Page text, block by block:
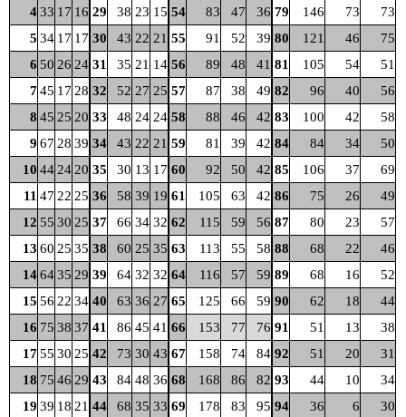
433 17 16 29 38 23 15 54 83 47 36 79 146 73
73
5 34 17 17 30 43 22 21 55 91 52 39 80 121 46
75
6 50 26 24 31 35 21 14 56 89 48 41 81 105 54
51
745 17 28 32 52 27 25 57 87 38 49 82 96 40
56
8 45 25 20 33 48 24 24 58 88 46 42 83 100 42
58
9 67 28 39 34 43 22 21 59 81 39 42 84 84 34
50
10 44 24 20 35 30 13 17 60 92 50 42 85 106 37
69
11 47 22 25 36 58 39 19 61 105 63 42 86 75 26
49
12 55 30 25 37 66 34 32 62 115 59 56 87 80 23
57
13 60 25 35 38 60 25 35 63 113 55 58 88 68 22
46
146435 29 39 64 32 32 64 116 57 59 89 68 16
52
15 56 22 34 40 63 36 27 65 125 66 59 90 62 18
44
16 75 38 37 41 86 45 41 66 153 77 76 91 51 13
38
1755 30 25 42 73 30 43 67 158 74 84 92 51 20
31
18 75 46 29 43 84 48 36 68 168 86 82 93 44 10
34
19 39 18 21 44 68 35 33 69 178 83 95 94 36 6
30